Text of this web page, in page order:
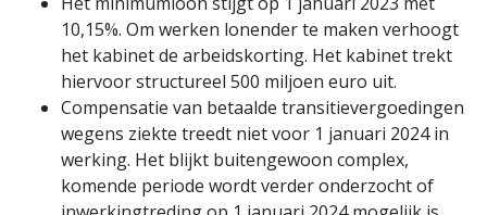
10,15%. Om werken lonender te maken verhoogt
het kabinet de arbeidskorting. Het kabinet trekt
hiervoor structureel 500 miljoen euro uit.
Compensatie van betaalde transitievergoedingen
wegens ziekte treedt niet voor 1 januari 2024 in
werking. Het blijkt buitengewoon complex,
komende periode wordt verder onderzocht of